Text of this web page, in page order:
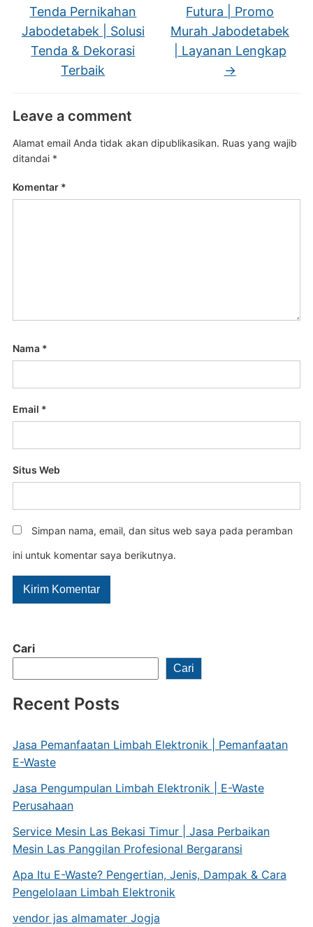
Cari
Cari
Recent Posts
Jasa Pemanfaatan Limbah Elektronik | Pemanfaatan
E-Waste
Jasa Pengumpulan Limbah Elektronik | E-Waste
Perusahaan
Service Mesin Las Bekasi Timur | Jasa Perbaikan
Mesin Las Panggilan Profesional Bergaransi
Apa Itu E-Waste? Pengertian, Jenis, Dampak & Cara
Pengelolaan Limbah Elektronik
vendor jas almamater Jogja
Tenda Pernikahan
Jabodetabek | Solusi
Tenda & Dekorasi
Terbaik
Futura | Promo
Murah Jabodetabek
| Layanan Lengkap
→
Leave a comment
Alamat email Anda tidak akan dipublikasikan. Ruas yang wajib
ditandai *
Komentar *
Nama *
Email *
Situs Web
Simpan nama, email, dan situs web saya pada peramban
ini untuk komentar saya berikutnya.